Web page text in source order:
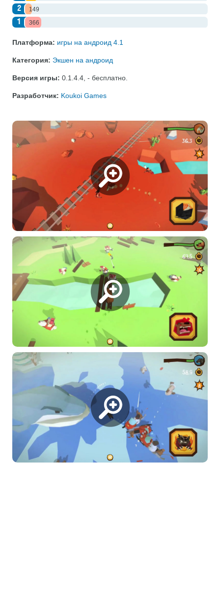
2 149
1 366
Платформа: игры на андроид 4.1
Категория: Экшен на андроид
Версия игры: 0.1.4.4 - бесплатно
Разработчик: Koukoi Games